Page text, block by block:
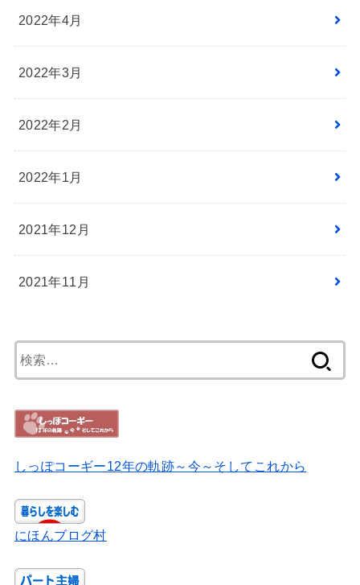
2022年4月
2022年3月
2022年2月
2022年1月
2021年12月
2021年11月
索:
しっぽコーギー12年の軌跡～今～そしてこれから
にほんブログ村